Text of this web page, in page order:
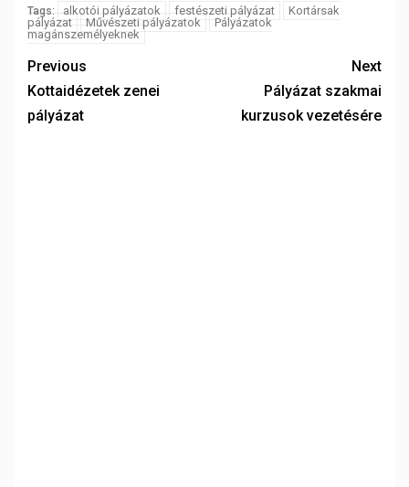
Tags: alkotói pályázatok festészeti pályázat
Kortársak
pályázat
Művészeti pályázatok
Pályázatok
magánszemélyeknek
Previous
Kottaidézetek zenei
pályázat
Next
Pályázat szakmai
kurzusok vezetésére